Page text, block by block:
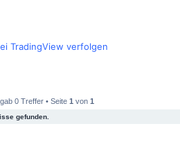
TradingView verfolgen
0 Treffer • Seite 1 von 1
gefunden.